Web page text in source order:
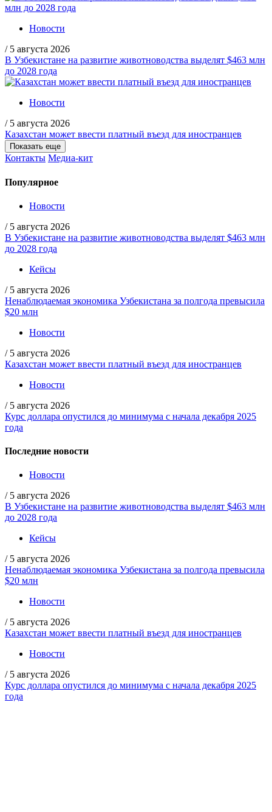
Новости
/ 5 августа 2026
В Узбекистане на развитие животноводства выделят $463 млн
до 2028 года
Новости
/ 5 августа 2026
Казахстан может ввести платный въезд для иностранцев
Показать еще
Контакты Медиа-кит
Популярное
Новости
/ 5 августа 2026
В Узбекистане на развитие животноводства выделят $463 млн
до 2028 года
Кейсы
/ 5 августа 2026
Ненаблюдаемая экономика Узбекистана за полгода превысила
$20 млн
Новости
/ 5 августа 2026
Казахстан может ввести платный въезд для иностранцев
Новости
/ 5 августа 2026
Курс доллара опустился до минимума с начала декабря 2025
года
Последние новости
Новости
/ 5 августа 2026
В Узбекистане на развитие животноводства выделят $463 млн
до 2028 года
Кейсы
/ 5 августа 2026
Ненаблюдаемая экономика Узбекистана за полгода превысила
$20 млн
Новости
/ 5 августа 2026
Казахстан может ввести платный въезд для иностранцев
Новости
/ 5 августа 2026
Курс доллара опустился до минимума с начала декабря 2025
года